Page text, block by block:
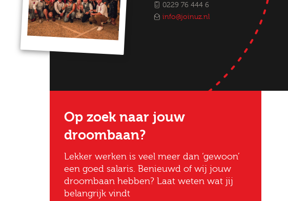
0229 76 444 6
info@joinuz.nl
Op zoek naar jouw
droombaan?
Lekker werken is veel meer dan ‘gewoon’
een goed salaris. Benieuwd of wij jouw
droombaan hebben? Laat weten wat jij
belangrijk vindt